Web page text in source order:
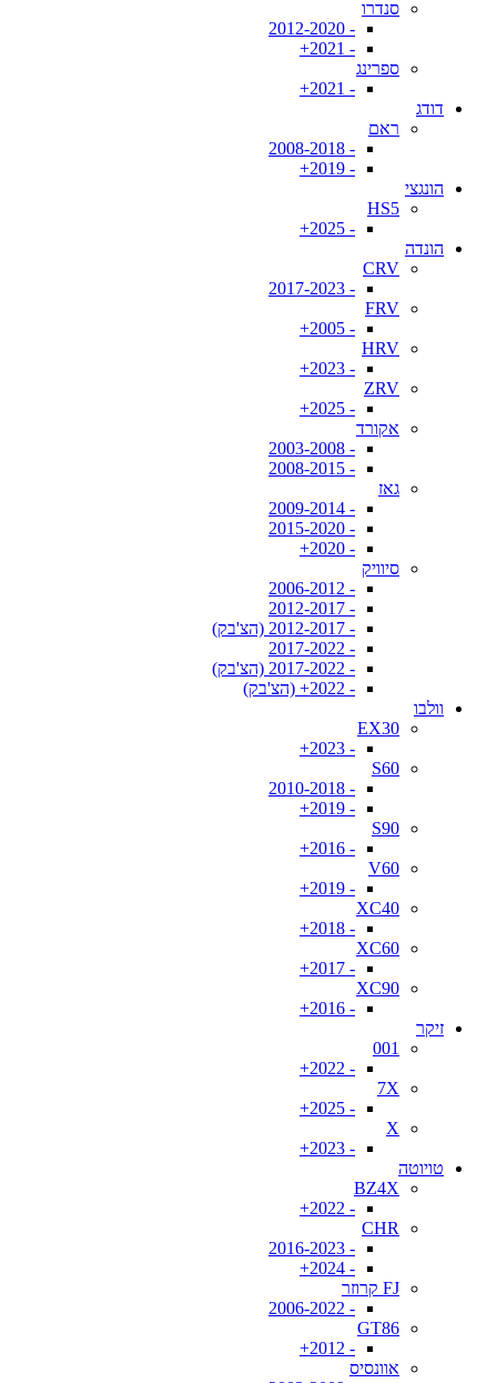
סנדרו
- 2012-2020
- 2021+
ספרינג
- 2021+
דודג
ראם
- 2008-2018
- 2019+
הונגצי
HS5
- 2025+
הונדה
CRV
- 2017-2023
FRV
- 2005+
HRV
- 2023+
ZRV
- 2025+
אקורד
- 2003-2008
- 2008-2015
גאז
- 2009-2014
- 2015-2020
- 2020+
סיוויק
- 2006-2012
- 2012-2017
- 2012-2017 (הצ'בק)
- 2017-2022
- 2017-2022 (הצ'בק)
- 2022+ (הצ'בק)
וולבו
EX30
- 2023+
S60
- 2010-2018
- 2019+
S90
- 2016+
V60
- 2019+
XC40
- 2018+
XC60
- 2017+
XC90
- 2016+
זיקר
001
- 2022+
7X
- 2025+
X
- 2023+
טויוטה
BZ4X
- 2022+
CHR
- 2016-2023
- 2024+
FJ קרוזר
- 2006-2022
GT86
- 2012+
אוונסיס